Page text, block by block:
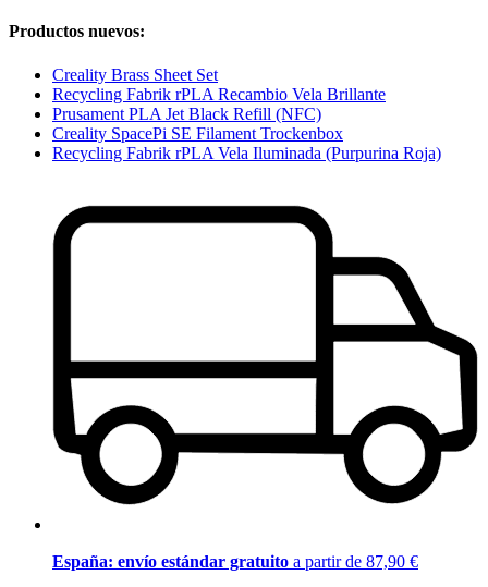
Productos nuevos:
Creality Brass Sheet Set
Recycling Fabrik rPLA Recambio Vela Brillante
Prusament PLA Jet Black Refill (NFC)
Creality SpacePi SE Filament Trockenbox
Recycling Fabrik rPLA Vela Iluminada (Purpurina Roja)
España: envío estándar gratuito a partir de 87,90 €